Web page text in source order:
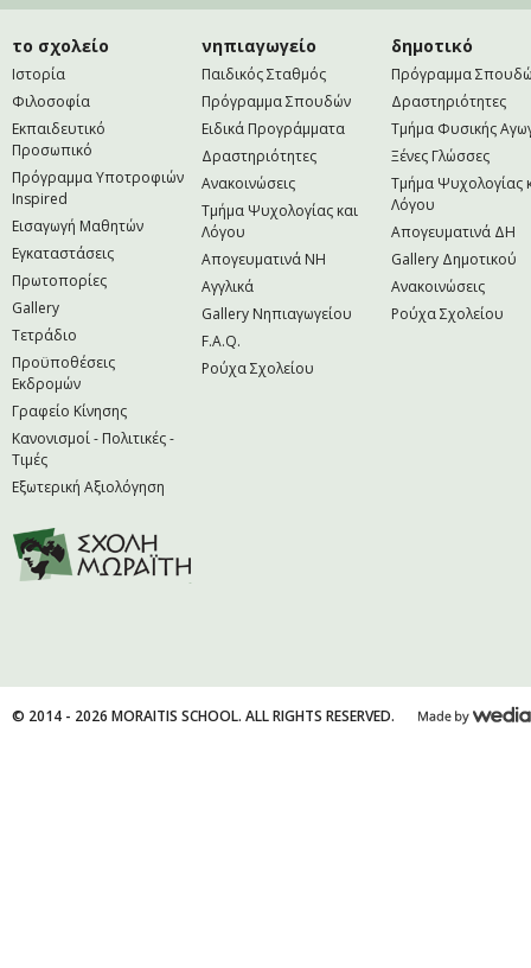
το σχολείο
Ιστορία
Φιλοσοφία
Εκπαιδευτικό
Προσωπικό
Πρόγραμμα Υποτροφιών
Inspired
Εισαγωγή Μαθητών
Εγκαταστάσεις
Πρωτοπορίες
Gallery
Τετράδιο
Προϋποθέσεις
Εκδρομών
Γραφείο Κίνησης
Κανονισμοί - Πολιτικές -
Τιμές
Εξωτερική Αξιολόγηση
νηπιαγωγείο
Παιδικός Σταθμός
Πρόγραμμα Σπουδών
Ειδικά Προγράμματα
Δραστηριότητες
Ανακοινώσεις
Τμήμα Ψυχολογίας και
Λόγου
Απογευματινά NH
Αγγλικά
Gallery Νηπιαγωγείου
F.A.Q.
Ρούχα Σχολείου
δημοτικό
Πρόγραμμα
Δραστηριότητες
Τμήμα Φυσικής
Ξένες Γλώσσες
Τμήμα Ψυχολογίας
Λόγου
Απογευματινά ΔΗ
Gallery Δημοτικού
Ανακοινώσεις
Ρούχα Σχολείου
© 2014 - 2026 MORAITIS SCHOOL. ALL RIGHTS RESERVED.